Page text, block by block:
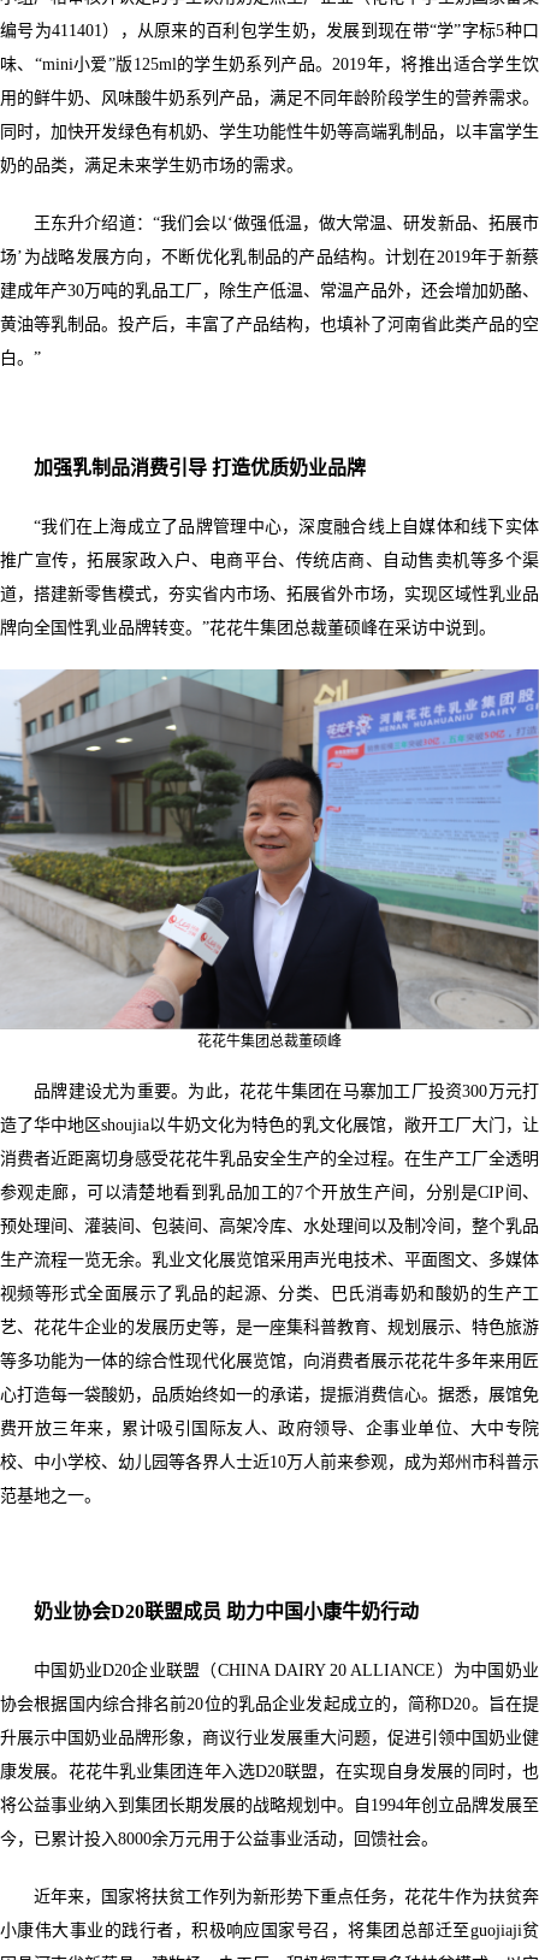
编号为411401），从原来的百利包学生奶，发展到现在带“学”字标5种口
味、“mini小爱”版125ml的学生奶系列产品。2019年，将推出适合学生饮
用的鲜牛奶、风味酸牛奶系列产品，满足不同年龄阶段学生的营养需求。
同时，加快开发绿色有机奶、学生功能性牛奶等高端乳制品，以丰富学生
奶的品类，满足未来学生奶市场的需求。
王东升介绍道：“我们会以‘做强低温，做大常温、研发新品、拓展市
场’为战略发展方向，不断优化乳制品的产品结构。计划在2019年于新蔡
建成年产30万吨的乳品工厂，除生产低温、常温产品外，还会增加奶酪、
黄油等乳制品。投产后，丰富了产品结构，也填补了河南省此类产品的空
白。”
加强乳制品消费引导 打造优质奶业品牌
“我们在上海成立了品牌管理中心，深度融合线上自媒体和线下实体
推广宣传，拓展家政入户、电商平台、传统店商、自动售卖机等多个渠
道，搭建新零售模式，夯实省内市场、拓展省外市场，实现区域性乳业品
牌向全国性乳业品牌转变。”花花牛集团总裁董硕峰在采访中说到。
花花牛集团总裁董硕峰
品牌建设尤为重要。为此，花花牛集团在马寨加工厂投资300万元打
造了华中地区shoujia以牛奶文化为特色的乳文化展馆，敞开工厂大门，让
消费者近距离切身感受花花牛乳品安全生产的全过程。在生产工厂全透明
参观走廊，可以清楚地看到乳品加工的7个开放生产间，分别是CIP间、
预处理间、灌装间、包装间、高架冷库、水处理间以及制冷间，整个乳品
生产流程一览无余。乳业文化展览馆采用声光电技术、平面图文、多媒体
视频等形式全面展示了乳品的起源、分类、巴氏消毒奶和酸奶的生产工
艺、花花牛企业的发展历史等，是一座集科普教育、规划展示、特色旅游
等多功能为一体的综合性现代化展览馆，向消费者展示花花牛多年来用匠
心打造每一袋酸奶，品质始终如一的承诺，提振消费信心。据悉，展馆免
费开放三年来，累计吸引国际友人、政府领导、企事业单位、大中专院
校、中小学校、幼儿园等各界人士近10万人前来参观，成为郑州市科普示
范基地之一。
奶业协会D20联盟成员 助力中国小康牛奶行动
中国奶业D20企业联盟（CHINA DAIRY 20 ALLIANCE）为中国奶业
协会根据国内综合排名前20位的乳品企业发起成立的，简称D20。旨在提
升展示中国奶业品牌形象，商议行业发展重大问题，促进引领中国奶业健
康发展。花花牛乳业集团连年入选D20联盟，在实现自身发展的同时，也
将公益事业纳入到集团长期发展的战略规划中。自1994年创立品牌发展至
今，已累计投入8000余万元用于公益事业活动，回馈社会。
近年来，国家将扶贫工作列为新形势下重点任务，花花牛作为扶贫奔
小康伟大事业的践行者，积极响应国家号召，将集团总部迁至guojiaji贫